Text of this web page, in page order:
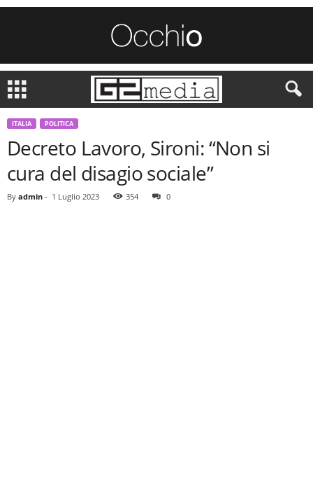
ITALIA POLITICA
Decreto Lavoro, Sironi: “Non si
cura del disagio sociale”
By admin - 1 Luglio 2023 354 0